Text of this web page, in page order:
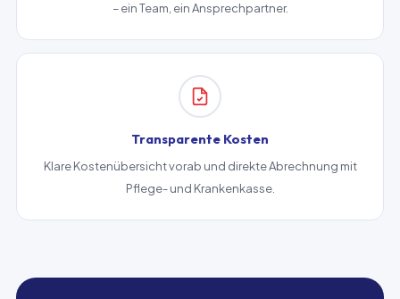
– ein Team, ein Ansprechpartner.
Transparente Kosten
Klare Kostenübersicht vorab und direkte Abrechnung mit
Pflege- und Krankenkasse.